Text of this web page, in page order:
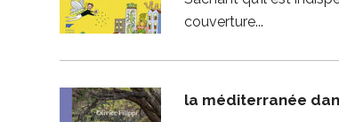
couverture
la méditerranée